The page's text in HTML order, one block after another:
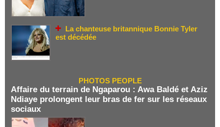
La chanteuse britannique Bonnie Tyler
est décédée
PHOTOS PEOPLE
Affaire du terrain de Ngaparou : Awa Baldé et Aziz
Ndiaye prolongent leur bras de fer sur les réseaux
sociaux